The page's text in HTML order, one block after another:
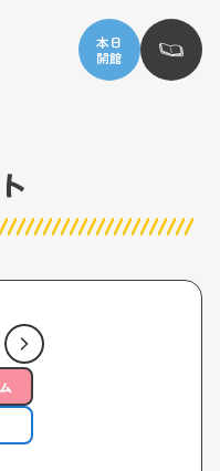
本日
開館